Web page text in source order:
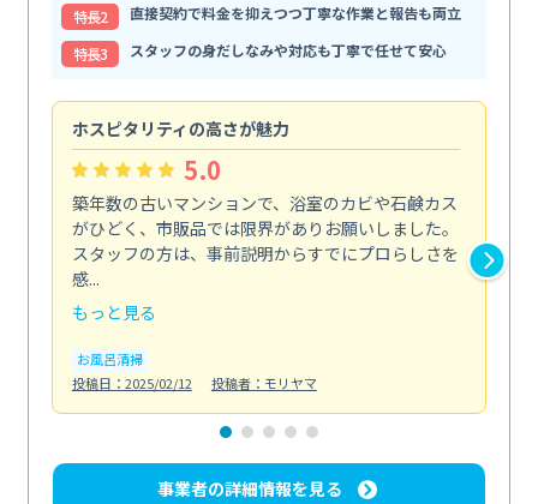
特⻑2
直接契約で料金を抑えつつ丁寧な作業と報告も両立
特⻑3
スタッフの身だしなみや対応も丁寧で任せて安心
ホスピタリティの高さが魅力
5.0
築年数の古いマンションで、浴室のカビや石鹸カス
がひどく、市販品では限界がありお願いしました。
スタッフの方は、事前説明からすでにプロらしさを
感...
もっと見る
お風呂清掃
投稿日：2025/02/12
投稿者：モリヤマ
事業者の詳細情報を見る